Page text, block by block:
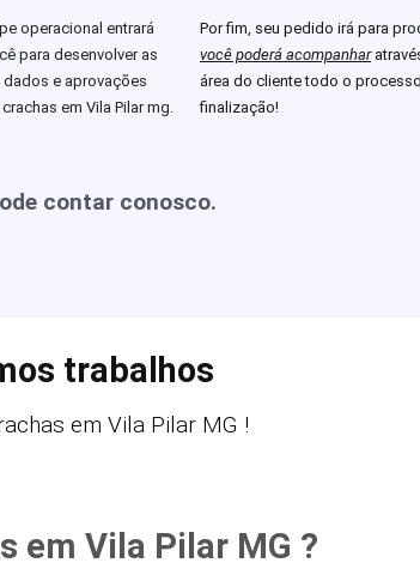
operacional entrará
para desenvolver as
dados e aprovações
em Vila Pilar mg.
Por fim, seu pedido irá para
você poderá acompanhar
área do cliente todo o
finalização!
contar conosco.
trabalhos
em Vila Pilar MG !
em Vila Pilar MG ?